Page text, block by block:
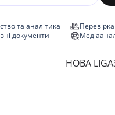
та аналітика
документи
НОВА